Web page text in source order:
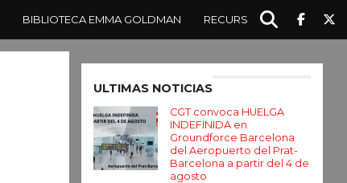
BIBLIOTECA EMMA GOLDMAN RECURSOS
ULTIMAS NOTICIAS
CGT convoca HUELGA
INDEFINIDA en
Groundforce Barcelona
del Aeropuerto del Prat-
Barcelona a partir del 4 de
agosto